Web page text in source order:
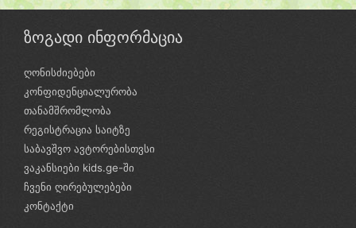
ზოგადი ინფორმაცია
ღონისძიებები
კონფიდენციალურობა
თანამშრომლობა
რეგისტრაცია საიტზე
საბავშვო ავტორებისთვსი
ვაკანსიები kids.ge-ში
ჩვენი ღირებულებები
კონტაქტი